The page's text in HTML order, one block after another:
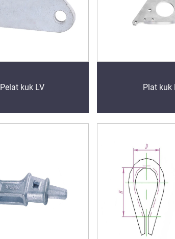
Pelat kuk LV Plat kuk